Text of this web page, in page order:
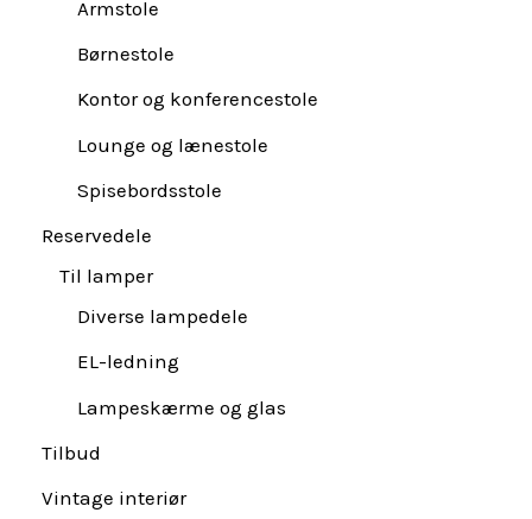
Armstole
Børnestole
Kontor og konferencestole
Lounge og lænestole
Spisebordsstole
Reservedele
Til lamper
Diverse lampedele
EL-ledning
Lampeskærme og glas
Tilbud
Vintage interiør